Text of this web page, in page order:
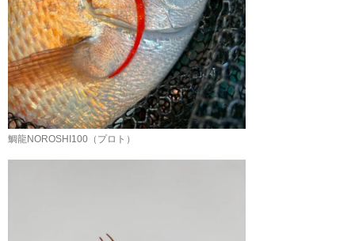
鯛龍NOROSHI100（プロト）